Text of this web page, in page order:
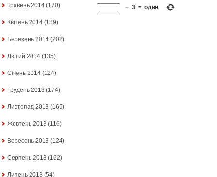
Травень 2014 (170)
Квітень 2014 (189)
Березень 2014 (208)
Лютий 2014 (135)
Січень 2014 (124)
Грудень 2013 (174)
Листопад 2013 (165)
Жовтень 2013 (116)
Вересень 2013 (124)
Серпень 2013 (162)
Липень 2013 (54)
− 3 = один